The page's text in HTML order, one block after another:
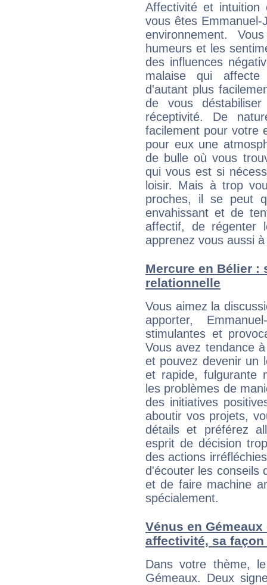
Affectivité et intuition
vous êtes
environnement.
humeurs et les
des influences
malaise qui
d'autant plus
de vous
réceptivité. De
facilement pour votre
pour eux une
de bulle où vous
qui vous est si
loisir. Mais à trop
proches, il se peut
envahissant et de
affectif, de régenter
apprenez vous aussi
Mercure en Bélier :
relationnelle
Vous aimez la
apporter,
stimulantes et
Vous avez tendance
et pouvez devenir un
et rapide, fulgurante
les problèmes de
des initiatives
aboutir vos projets,
détails et préférez
esprit de décision
des actions
d'écouter les conseils
et de faire machine
spécialement.
Vénus en
affectivité, sa
Dans votre thème,
Gémeaux. Deux